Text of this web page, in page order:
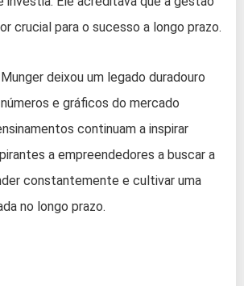
crucial para o sucesso a longo prazo.
deixou um legado duradouro
e gráficos do mercado
continuam a inspirar
a empreendedores a buscar a
constantemente e cultivar uma
no longo prazo.